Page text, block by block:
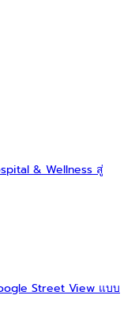
& Wellness สู่
Street View แบบ